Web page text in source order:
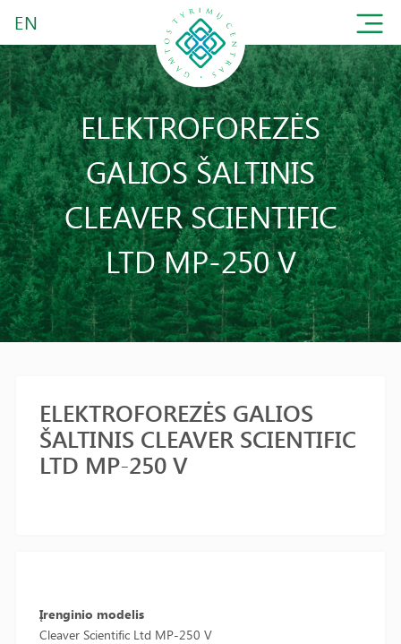
EN
ELEKTROFOREZĖS
GALIOS ŠALTINIS
CLEAVER SCIENTIFIC
LTD MP-250 V
ELEKTROFOREZĖS GALIOS
ŠALTINIS CLEAVER SCIENTIFIC
LTD MP-250 V
Įrenginio modelis
Cleaver Scientific Ltd MP-250 V